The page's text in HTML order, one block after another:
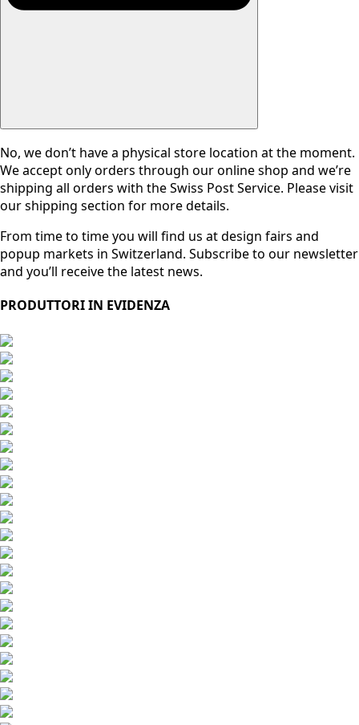
No, we don’t have a physical store location at the moment.
We accept only orders through our online shop and we’re
shipping all orders with the Swiss Post Service. Please visit
our shipping section for more details.
From time to time you will find us at design fairs and
popup markets in Switzerland. Subscribe to our newsletter
and you’ll receive the latest news.
PRODUTTORI IN EVIDENZA